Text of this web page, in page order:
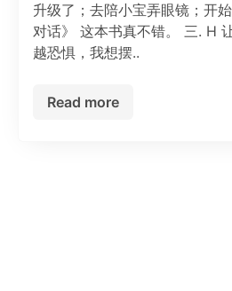
升级了；去陪小宝弄眼镜；开
对话》 这本书真不错。 三. H
越恐惧，我想摆..
Read more